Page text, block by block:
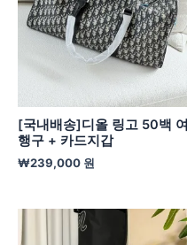
[국내배송]디올 링고 50백 여
행구 + 카드지갑
₩239,000 원